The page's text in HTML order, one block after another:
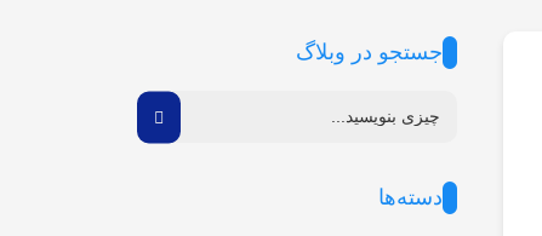
جستجو در وبلاگ
دسته‌ها